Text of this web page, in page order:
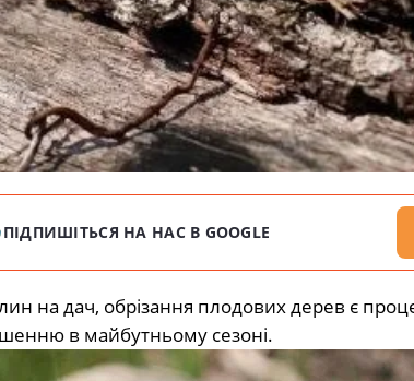
ПІДПИШІТЬСЯ НА НАС В GOOGLE
на дач, обрізання плодових дерев є
в майбутньому сезоні.